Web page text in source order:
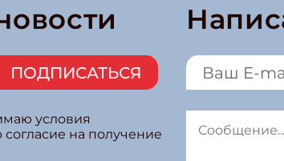
ПОДПИСАТЬСЯ
условия
на получение